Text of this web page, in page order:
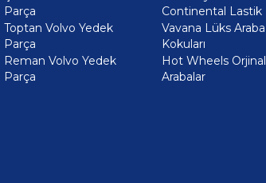
Parça
Toptan Volvo Yedek
Parça
Reman Volvo Yedek
Parça
Continental Lastik
Vavana Lüks Araba
Kokuları
Hot Wheels Orjinal
Arabalar